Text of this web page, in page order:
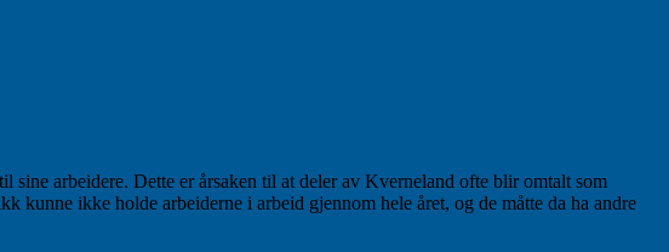
arbeidere. Dette er årsaken til at deler av Kverneland ofte blir omtalt som
kunne ikke holde arbeiderne i arbeid gjennom hele året, og de måtte da ha andre